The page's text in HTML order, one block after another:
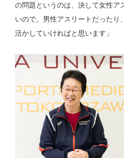
の問題というのは、決して女性ア
いので。男性アスリートだったり
活かしていければと思います」